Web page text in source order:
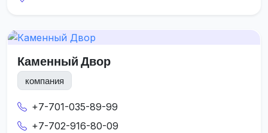
Каменный Двор
компания
+7-701-035-89-99
+7-702-916-80-09